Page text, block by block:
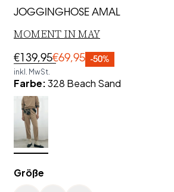
JOGGINGHOSE AMAL
MOMENT IN MAY
€139,95€69,95 -50%
inkl. MwSt.
Farbe:328 Beach Sand
Größe